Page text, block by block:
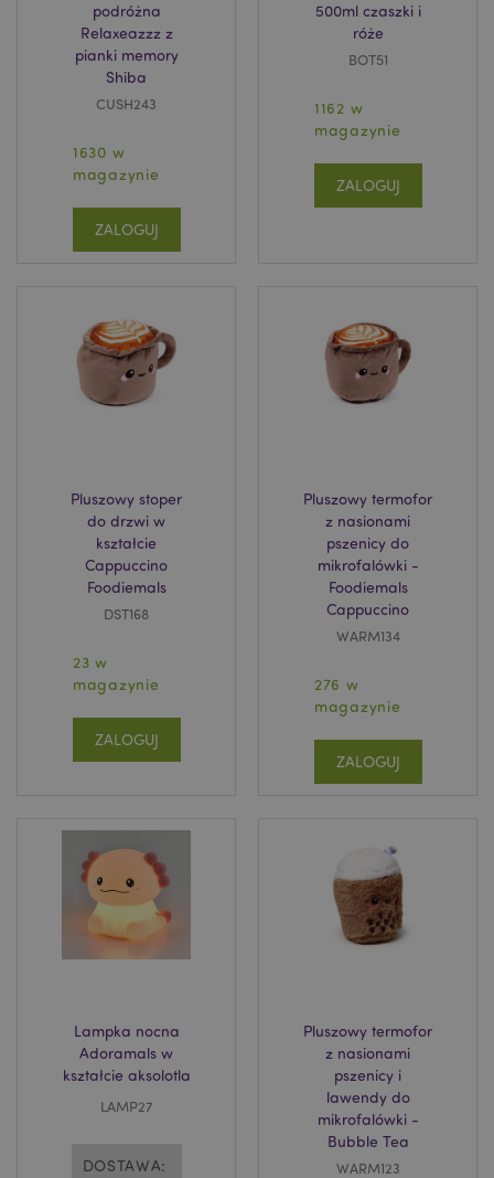
podróżna
Relaxeazzz z
pianki memory
Shiba
CUSH243
1630 w
magazynie
ZALOGUJ
500ml czaszki i
róże
BOT51
1162 w
magazynie
ZALOGUJ
Pluszowy stoper
do drzwi w
kształcie
Cappuccino
Foodiemals
DST168
23 w
magazynie
ZALOGUJ
Pluszowy termofor
z nasionami
pszenicy do
mikrofalówki -
Foodiemals
Cappuccino
WARM134
276 w
magazynie
ZALOGUJ
Lampka nocna
Adoramals w
kształcie aksolotla
LAMP27
DOSTAWA:
Pluszowy termofor
z nasionami
pszenicy i
lawendy do
mikrofalówki -
Bubble Tea
WARM123
X-Magento-Vary
Adobe Inc.
section_data_ids
Adobe Inc.
www.puckator.pl
product_data_storage
Adobe Inc.
www.puckator.pl
_GRECAPTCHA
www.google.com
searchReport-log
Adobe Inc.
www.puckator.es
twk_idm_key
Tawk.to
.puckator.pl